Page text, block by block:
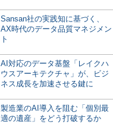
Sansan社の実践知に基づく、
AX時代のデータ品質マネジメン
ト
AI対応のデータ基盤「レイクハ
ウスアーキテクチャ」が、ビジ
ネス成長を加速させる鍵に
製造業のAI導入を阻む「個別最
適の遺産」をどう打破するか